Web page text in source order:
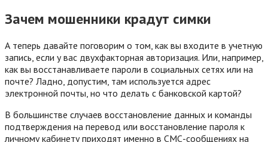
Зачем мошенники крадут симки
А теперь давайте поговорим о том, как вы входите в учетную
запись, если у вас двухфакторная авторизация. Или, например,
как вы восстанавливаете пароли в социальных сетях или на
почте? Ладно, допустим, там используется адрес
электронной почты, но что делать с банковской картой?
В большинстве случаев восстановление данных и команды
подтверждения на перевод или восстановление пароля к
личному кабинету приходят именно в СМС-сообщениях на